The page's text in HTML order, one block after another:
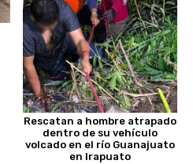
Rescatan a hombre atrapado
dentro de su vehículo
volcado en el río Guanajuato
en Irapuato